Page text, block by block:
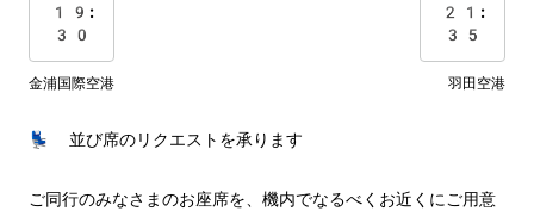
19:
30
21:
35
金浦国際空港 羽田空港
💺 並び席のリクエストを承ります
ご同行のみなさまのお座席を、機内でなるべくお近くにご用意